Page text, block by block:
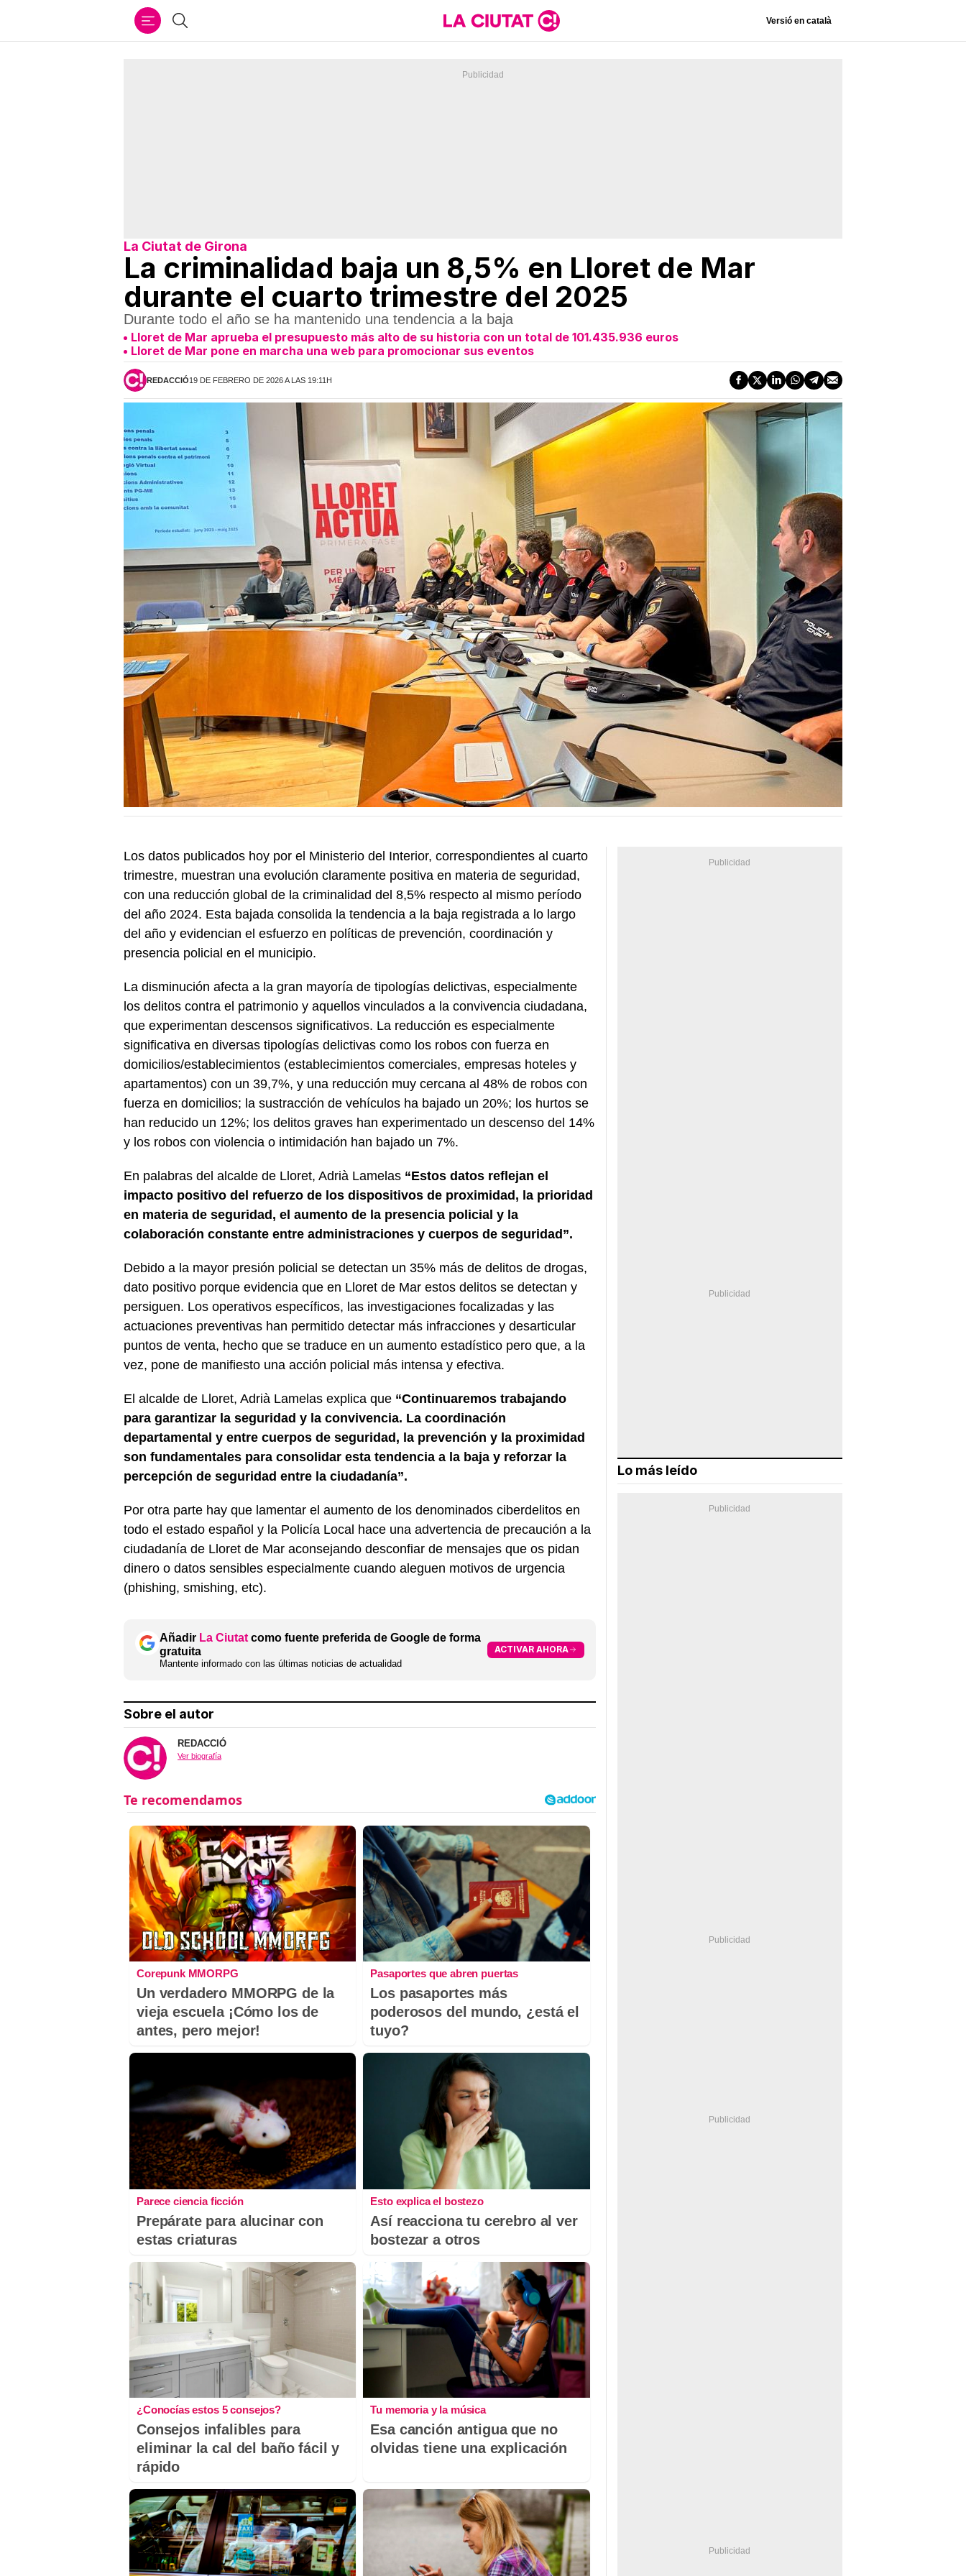
Buscar Versió en català
La Ciutat de Girona
La criminalidad baja un 8,5% en Lloret de Mar
durante el cuarto trimestre del 2025
Durante todo el año se ha mantenido una tendencia a la baja
Lloret de Mar aprueba el presupuesto más alto de su historia con un total de 101.435.936 euros
Lloret de Mar pone en marcha una web para promocionar sus eventos
REDACCIÓ19 DE FEBRERO DE 2026 A LAS 19:11H
Los datos publicados hoy por el Ministerio del Interior, correspondientes al cuarto
trimestre, muestran una evolución claramente positiva en materia de seguridad,
con una reducción global de la criminalidad del 8,5% respecto al mismo período
del año 2024. Esta bajada consolida la tendencia a la baja registrada a lo largo
del año y evidencian el esfuerzo en políticas de prevención, coordinación y
presencia policial en el municipio.
La disminución afecta a la gran mayoría de tipologías delictivas, especialmente
los delitos contra el patrimonio y aquellos vinculados a la convivencia ciudadana,
que experimentan descensos significativos. La reducción es especialmente
significativa en diversas tipologías delictivas como los robos con fuerza en
domicilios/establecimientos (establecimientos comerciales, empresas hoteles y
apartamentos) con un 39,7%, y una reducción muy cercana al 48% de robos con
fuerza en domicilios; la sustracción de vehículos ha bajado un 20%; los hurtos se
han reducido un 12%; los delitos graves han experimentado un descenso del 14%
y los robos con violencia o intimidación han bajado un 7%.
En palabras del alcalde de Lloret, Adrià Lamelas “Estos datos reflejan el
impacto positivo del refuerzo de los dispositivos de proximidad, la prioridad
en materia de seguridad, el aumento de la presencia policial y la
colaboración constante entre administraciones y cuerpos de seguridad”.
Debido a la mayor presión policial se detectan un 35% más de delitos de drogas,
dato positivo porque evidencia que en Lloret de Mar estos delitos se detectan y
persiguen. Los operativos específicos, las investigaciones focalizadas y las
actuaciones preventivas han permitido detectar más infracciones y desarticular
puntos de venta, hecho que se traduce en un aumento estadístico pero que, a la
vez, pone de manifiesto una acción policial más intensa y efectiva.
El alcalde de Lloret, Adrià Lamelas explica que “Continuaremos trabajando
para garantizar la seguridad y la convivencia. La coordinación
departamental y entre cuerpos de seguridad, la prevención y la proximidad
son fundamentales para consolidar esta tendencia a la baja y reforzar la
percepción de seguridad entre la ciudadanía”.
Por otra parte hay que lamentar el aumento de los denominados ciberdelitos en
todo el estado español y la Policía Local hace una advertencia de precaución a la
ciudadanía de Lloret de Mar aconsejando desconfiar de mensajes que os pidan
dinero o datos sensibles especialmente cuando aleguen motivos de urgencia
(phishing, smishing, etc).
Añadir La Ciutat como fuente preferida de Google de forma
gratuita
Mantente informado con las últimas noticias de actualidad
ACTIVAR AHORA
Sobre el autor
REDACCIÓ
Ver biografía
Corepunk MMORPG
Un verdadero MMORPG de la
vieja escuela ¡Cómo los de
antes, pero mejor!
Pasaportes que abren puertas
Los pasaportes más
poderosos del mundo, ¿está el
tuyo?
Parece ciencia ficción
Prepárate para alucinar con
estas criaturas
Esto explica el bostezo
Así reacciona tu cerebro al ver
bostezar a otros
¿Conocías estos 5 consejos?
Consejos infalibles para
eliminar la cal del baño fácil y
rápido
Tu memoria y la música
Esa canción antigua que no
olvidas tiene una explicación
Lo más leído